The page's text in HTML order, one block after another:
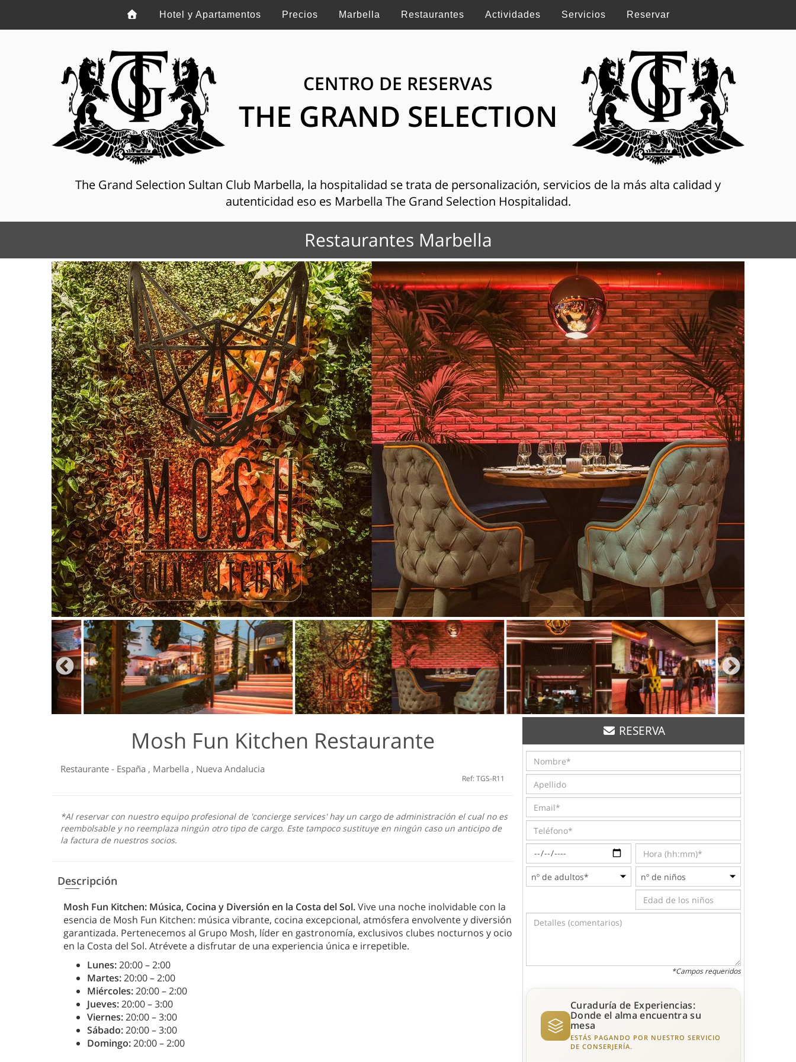
Hotel y Apartamentos Precios Marbella Restaurantes Actividades Servicios Reservar
CENTRO DE RESERVAS
THE GRAND SELECTION
The Grand Selection Sultan Club Marbella, la hospitalidad se trata de personalización, servicios de la más alta calidad y
autenticidad eso es Marbella The Grand Selection Hospitalidad.
Restaurantes Marbella
Mosh Fun Kitchen Restaurante
Restaurante - España , Marbella , Nueva Andalucia
Ref: TGS-R11
*Al reservar con nuestro equipo profesional de 'concierge services' hay un cargo de administración el cual no es
reembolsable y no reemplaza ningún otro tipo de cargo. Este tampoco sustituye en ningún caso un anticipo de
la factura de nuestros socios.
Descripción
Mosh Fun Kitchen: Música, Cocina y Diversión en la Costa del Sol.Vive una noche inolvidable con la
esencia de Mosh Fun Kitchen: música vibrante, cocina excepcional, atmósfera envolvente y diversión
garantizada. Pertenecemos al Grupo Mosh, líder en gastronomía, exclusivos clubes nocturnos y ocio
en la Costa del Sol. Atrévete a disfrutar de una experiencia única e irrepetible.
Lunes:20:00 – 2:00
Martes:20:00 – 2:00
Miércoles:20:00 – 2:00
Jueves:20:00 – 3:00
Viernes:20:00 – 3:00
Sábado:20:00 – 3:00
Domingo:20:00 – 2:00
RESERVA
*Campos requeridos
Curaduría de Experiencias:
Donde el alma encuentra su
mesa
ESTÁS PAGANDO POR NUESTRO SERVICIO
DE CONSERJERÍA.